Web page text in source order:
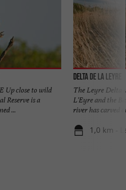
Up close to wild
Reserve is a
...
Delta de la Leyre
The Leyre Delta
L'Eyre and the
river has carved
1,0 km -